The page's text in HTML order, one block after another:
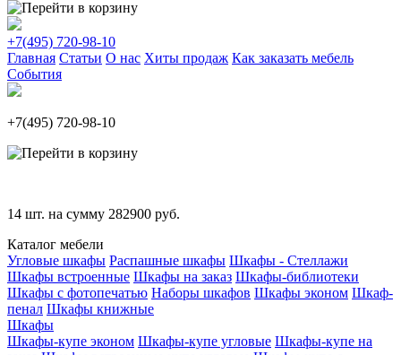
+7(495) 720-98-10
Главная Статьи О нас Хиты продаж Как заказать мебель
События
+7(495) 720-98-10
14 шт. на сумму 282900 руб.
Каталог мебели
Угловые шкафы Распашные шкафы Шкафы - Стеллажи
Шкафы встроенные Шкафы на заказ Шкафы-библиотеки
Шкафы с фотопечатью Наборы шкафов Шкафы эконом Шкаф-
пенал Шкафы книжные
Шкафы
Шкафы-купе эконом Шкафы-купе угловые Шкафы-купе на